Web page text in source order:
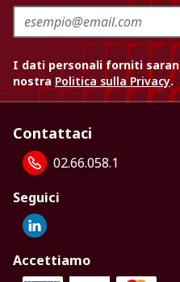
I dati personali forniti
nostra Politica sulla Privacy.
Contattaci
02.66.058.1
Seguici
Accettiamo